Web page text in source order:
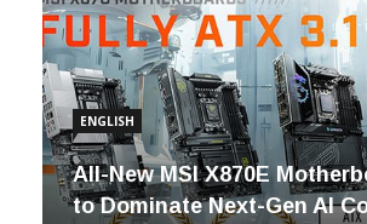
ENGLISH
All-New MSI X870E
to Dominate Next-Gen AI